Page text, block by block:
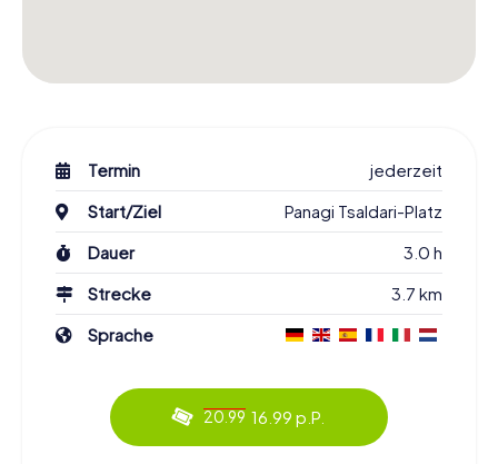
Termin
jederzeit
Start/Ziel
Panagi Tsaldari-Platz
Dauer
3.0 h
Strecke
3.7 km
Sprache
20.99 16.99 p.P.